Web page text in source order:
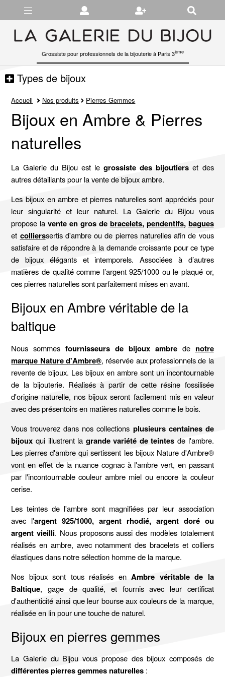
Grossiste pour professionnels de la bijouterie à Paris 3ème
Types de bijoux
Accueil Nos produits Pierres Gemmes
Bijoux en Ambre & Pierres
naturelles
La Galerie du Bijou est legrossiste des bijoutiers et des
autres détaillants pour la vente de bijoux ambre.
Les bijoux en ambre et pierres naturelles sont appréciés pour
leur singularité et leur naturel. La Galerie du Bijou vous
propose lavente en gros de bracelets, pendentifs, bagues
et collierssertis d'ambre ou de pierres naturelles afin de vous
satisfaire et de répondre à la demande croissante pour ce type
de bijoux élégants et intemporels. Associées à d’autres
matières de qualité comme l’argent 925/1000 ou le plaqué or,
ces pierres naturelles sont parfaitement mises en avant.
Bijoux en Ambre véritable de la
baltique
Nous sommesfournisseurs de bijoux ambrede notre
marque Nature d'Ambre®, réservée aux professionnels de la
revente de bijoux. Les bijoux en ambre sont un incontournable
de la bijouterie. Réalisés à partir de cette résine fossilisée
d'origine naturelle, nos bijoux seront facilement mis en valeur
avec des présentoirs en matières naturelles comme le bois.
Vous trouverez dans nos collections plusieurs centaines de
bijoux qui illustrent la grande variété de teintes de l'ambre.
Les pierres d'ambre qui sertissent les bijoux Nature d'Ambre®
vont en effet de la nuance cognac à l'ambre vert, en passant
par l'incontournable couleur ambre miel ou encore la couleur
cerise.
Les teintes de l'ambre sont magnifiées par leur association
avec l'argent 925/1000, argent rhodié, argent doré ou
argent vieilli. Nous proposons aussi des modèles totalement
réalisés en ambre, avec notamment des bracelets et colliers
élastiques dans notre sélection homme de la marque.
Nos bijoux sont tous réalisés enAmbre véritable de la
Baltique, gage de qualité, et fournis avec leur certificat
d'authenticité ainsi que leur bourse aux couleurs de la marque,
réalisée en lin pour une touche de naturel.
Bijoux en pierres gemmes
La Galerie du Bijou vous propose des bijoux composés de
différentes pierres gemmes naturelles :
Gérer les préférences en matière de cookies